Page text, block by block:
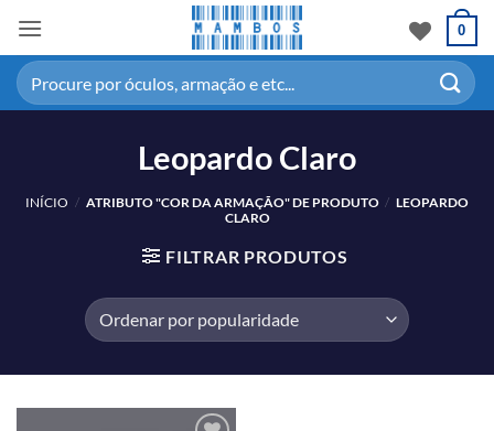
0
Leopardo Claro
INÍCIO / ATRIBUTO "COR DA ARMAÇÃO" DE PRODUTO / LEOPARDO
CLARO
FILTRAR PRODUTOS